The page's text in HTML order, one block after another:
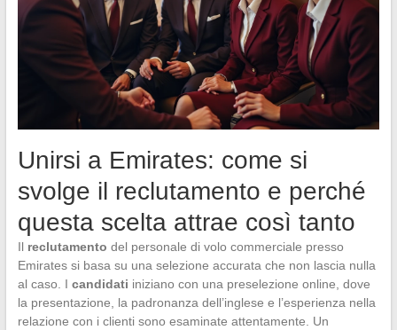
Unirsi a Emirates: come si
svolge il reclutamento e perché
questa scelta attrae così tanto
Il reclutamento del personale di volo commerciale presso
Emirates si basa su una selezione accurata che non lascia nulla
al caso. I candidati iniziano con una preselezione online, dove
la presentazione, la padronanza dell’inglese e l’esperienza nella
relazione con i clienti sono esaminate attentamente. Un